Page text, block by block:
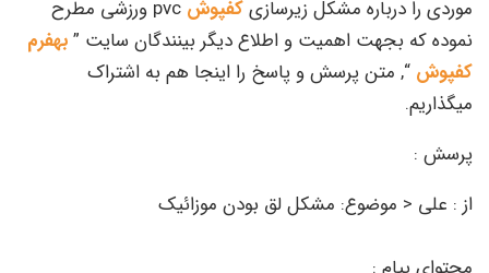
موردی را درباره مشکل زیرسازیکفپوش
pvc ورزشی مطرح
نموده که بجهت اهمیت و اطلاع دیگر بینندگان سایت ”بهفرم
کفپوش “, متن پرسش و پاسخ را اینجا هم به اشتراک
میگذاریم.
پرسش :
از : علی < موضوع: مشکل لق بودن موزائیک